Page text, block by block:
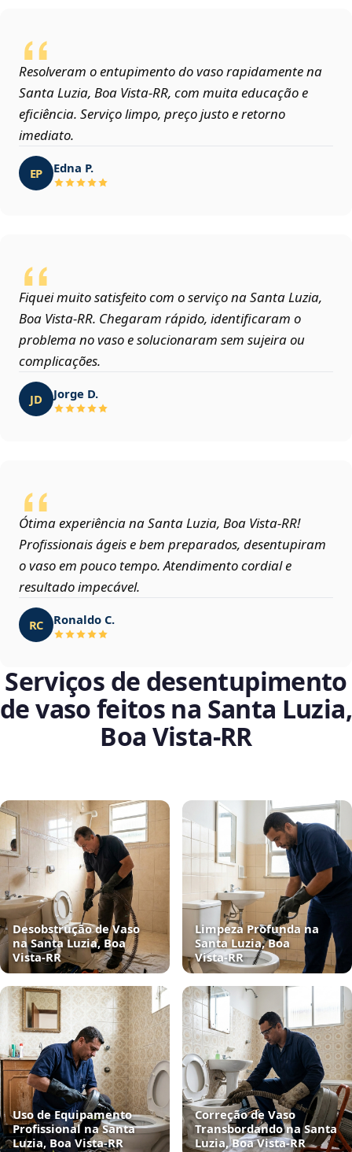
Resolveram o entupimento do vaso rapidamente na
Santa Luzia, Boa Vista‑RR, com muita educação e
eficiência. Serviço limpo, preço justo e retorno
imediato.
EP Edna P.
Fiquei muito satisfeito com o serviço na Santa Luzia,
Boa Vista‑RR. Chegaram rápido, identificaram o
problema no vaso e solucionaram sem sujeira ou
complicações.
JD Jorge D.
Ótima experiência na Santa Luzia, Boa Vista‑RR!
Profissionais ágeis e bem preparados, desentupiram
o vaso em pouco tempo. Atendimento cordial e
resultado impecável.
RC Ronaldo C.
Serviços de desentupimento
de vaso feitos na Santa Luzia,
Boa Vista‑RR
Desobstrução de Vaso
na Santa Luzia, Boa
Vista‑RR
Limpeza Profunda na
Santa Luzia, Boa
Vista‑RR
Uso de Equipamento
Profissional na Santa
Luzia, Boa Vista‑RR
Correção de Vaso
Transbordando na Santa
Luzia, Boa Vista‑RR